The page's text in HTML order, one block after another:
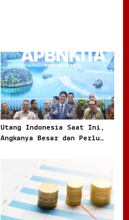
Utang Indonesia Saat Ini,
Angkanya Besar dan Perlu